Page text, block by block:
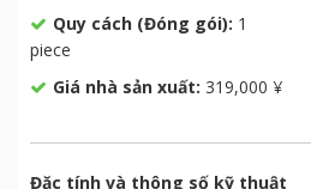
Quy cách (Đóng gói): 1
piece
Giá nhà sản xuất: 319,000 ¥
Đặc tính và thông số kỹ thuật